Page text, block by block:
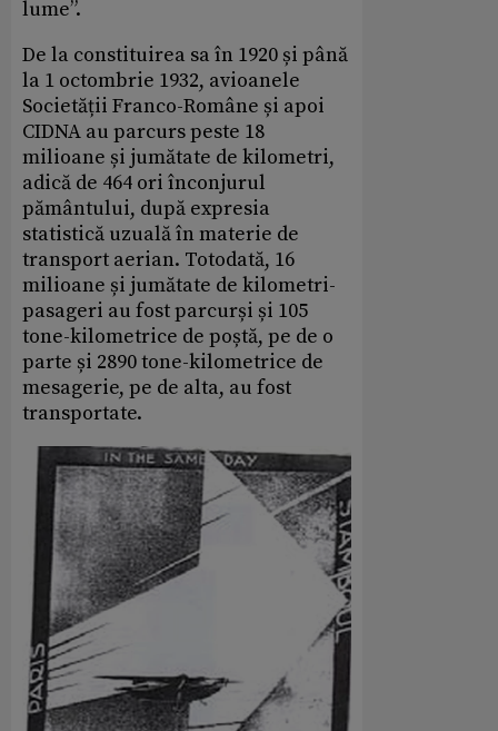
lume”.
De la constituirea sa în 1920 și până
la 1 octombrie 1932, avioanele
Societății Franco-Române și apoi
CIDNA au parcurs peste 18
milioane și jumătate de kilometri,
adică de 464 ori înconjurul
pământului, după expresia
statistică uzuală în materie de
transport aerian. Totodată, 16
milioane și jumătate de kilometri-
pasageri au fost parcurși și 105
tone-kilometrice de poștă, pe de o
parte și 2890 tone-kilometrice de
mesagerie, pe de alta, au fost
transportate.